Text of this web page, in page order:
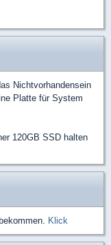
Nichtvorhandensein
Platte für System
120GB SSD halten
Klick